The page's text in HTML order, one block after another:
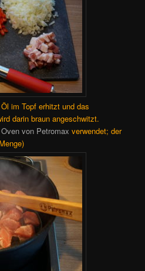
im Topf erhitzt und das
darin braun angeschwitzt.
von Petromaxverwendet; der